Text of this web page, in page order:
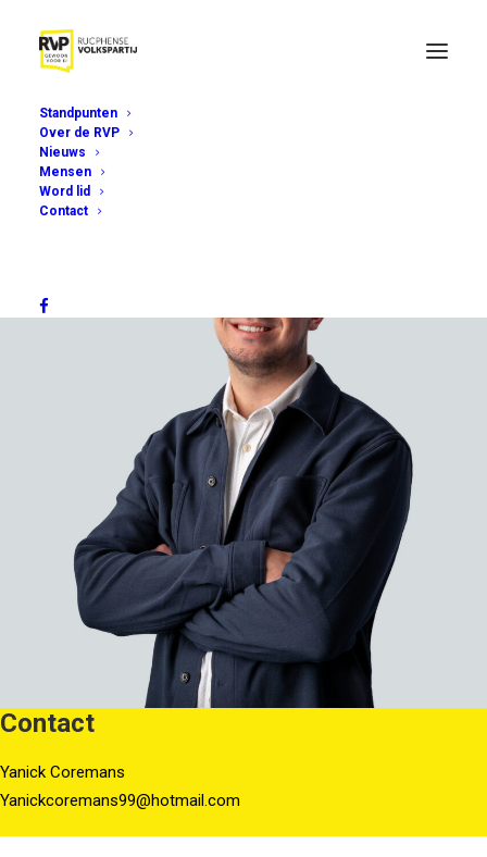
Standpunten
Over de RVP
Nieuws
Mensen
Word lid
Contact
Contact
Yanick Coremans
Yanickcoremans99@hotmail.com